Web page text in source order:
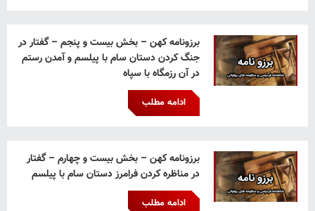
برزونامه کهن – بخش بیست و پنجم – گفتار در
جنگ کردن دستان سام با پیلسم و آمدن رستم
در آن رزمگاه با سپاه
ادامه مطلب
برزونامه کهن – بخش بیست و چهارم – گفتار
در مناظره کردن فرامرز دستان سام با پیلسم
ادامه مطلب